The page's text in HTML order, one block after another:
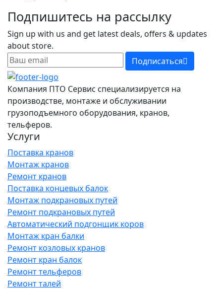
Подпишитесь на рассылку
Sign up with us and get latest deals, offers & updates
about store.
Подписаться
Компания ПТО Сервис специализируется на
производстве, монтаже и обслуживании
грузоподъемного оборудования, кранов,
тельферов.
Услуги
Поставка кранов
Монтаж кранов
Ремонт кранов
Поставка концевых балок
Монтаж подкрановых путей
Ремонт подкрановых путей
Автоматический подгонщик коров
Монтаж кран балки
Ремонт козловых кранов
Ремонт кран балок
Ремонт тельферов
Ремонт талей